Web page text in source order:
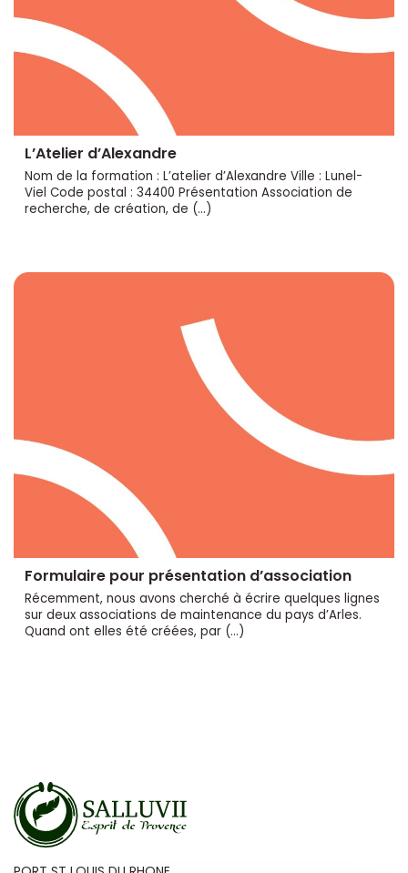
L’Atelier d’Alexandre
Nom de la formation : L’atelier d’Alexandre Ville : Lunel-
Viel Code postal : 34400 Présentation Association de
recherche, de création, de (…)
Formulaire pour présentation d’association
Récemment, nous avons cherché à écrire quelques lignes
sur deux associations de maintenance du pays d’Arles.
Quand ont elles été créées, par (…)